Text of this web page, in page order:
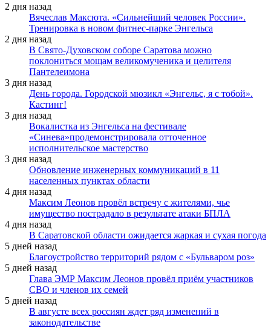
2 дня назад
Вячеслав Максюта. «Сильнейший человек России».
Тренировка в новом фитнес-парке Энгельса
2 дня назад
В Свято-Духовском соборе Саратова можно
поклониться мощам великомученика и целителя
Пантелеимона
3 дня назад
День города. Городской мюзикл «Энгельс, я с тобой».
Кастинг!
3 дня назад
Вокалистка из Энгельса на фестивале
«Синева»продемонстрировала отточенное
исполнительское мастерство
3 дня назад
Обновление инженерных коммуникаций в 11
населенных пунктах области
4 дня назад
Максим Леонов провёл встречу с жителями, чье
имущество пострадало в результате атаки БПЛА
4 дня назад
В Саратовской области ожидается жаркая и сухая погода
5 дней назад
Благоустройство территорий рядом с «Бульваром роз»
5 дней назад
Глава ЭМР Максим Леонов провёл приём участников
СВО и членов их семей
5 дней назад
В августе всех россиян ждет ряд изменений в
законодательстве